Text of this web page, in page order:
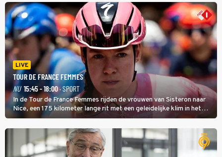
LIVE
TOUR DE FRANCE FEMMES
NU 15:45 - 18:00· SPORT
In de Tour de France Femmes rijden de vrouwen van Sisteron naar
Nice, een 175 kilometer lange rit met een geleidelijke klim in het
midden. Dat is mogelijk niet de zwaarste hindernis, dat is de
temperatuur. Het kan in Nice namelijk bloedheet worden.